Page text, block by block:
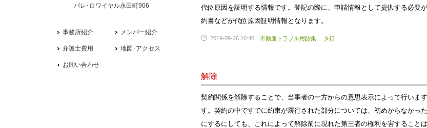
代位原因を証明する情報です。登記の際に、申請情報として提供する必
約書などが代位原因証明情報となります。
2019-09-26 16:40 不動産トラブル用語集 タ行
解除
契約関係を解除することで、当事者の一方からの意思表示によって行いま
す。契約の中ですでに約束が履行された部分については、初めからなかっ
にするにしても、これによって解除前に現れた第三者の権利を害するこ
パレ･ロワイヤル永田町906
事務所紹介 メンバー紹介
弁護士費用 地図･アクセス
お問い合わせ